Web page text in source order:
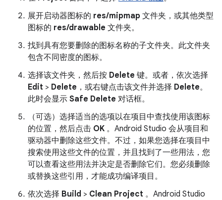
展开启动器图标的 res/mipmap 文件夹，或其他类型
图标的 res/drawable 文件夹。
找到具有您要删除的图标名称的子文件夹。此文件夹
包含不同密度的图标。
选择该文件夹，然后按 Delete 键。或者，依次选择
Edit > Delete ，或右键点击该文件并选择 Delete。
此时会显示 Safe Delete 对话框。
（可选）选择适当的选项以在项目中查找使用该图标
的位置，然后点击 OK 。Android Studio 会从项目和
驱动器中删除这些文件。不过，如果您选择在项目中
搜索使用这些文件的位置，并且找到了一些用法，您
可以查看这些用法并决定是否删除它们。您必须删除
或替换这些引用，才能成功编译项目。
依次选择 Build > Clean Project 。Android Studio